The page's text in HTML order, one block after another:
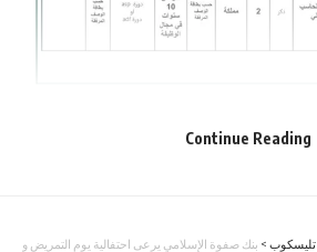
Continue Reading
تليسكوب > بنك صفوة الإسلامي يرعى احتفالية يوم التمريض